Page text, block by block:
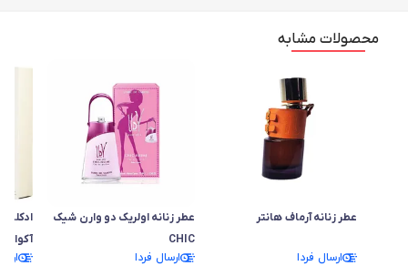
محصولات مشابه
عطر زنانه آرماف هانتر
ارسال فردا
عطر زنانه اولریک دو وارن شیک
CHIC
ارسال فردا
ادکلن‌
آکوا